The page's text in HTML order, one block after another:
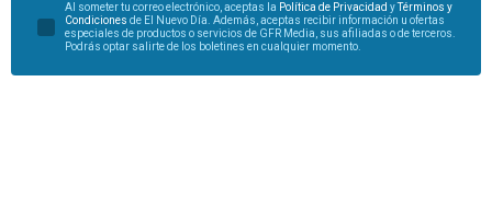
Al someter tu correo electrónico, aceptas la Política de Privacidad yTérminos y
Condiciones de El Nuevo Día. Además, aceptas recibir información u ofertas
especiales de productos o servicios de GFR Media, sus afiliadas o de terceros.
Podrás optar salirte de los boletines en cualquier momento.